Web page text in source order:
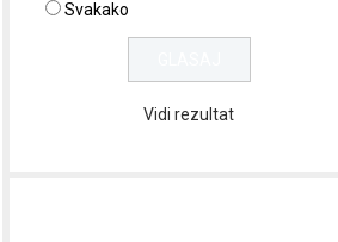
Svakako
Vidi rezultat